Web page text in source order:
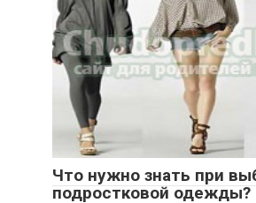
Что нужно знать при
подростковой одежды?